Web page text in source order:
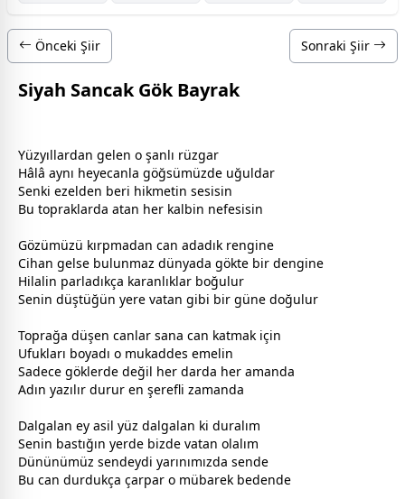
Önceki Şiir Sonraki Şiir
Siyah Sancak Gök Bayrak
Yüzyıllardan gelen o şanlı rüzgar
Hâlâ aynı heyecanla göğsümüzde uğuldar
Senki ezelden beri hikmetin sesisin
Bu topraklarda atan her kalbin nefesisin
Gözümüzü kırpmadan can adadık rengine
Cihan gelse bulunmaz dünyada gökte bir dengine
Hilalin parladıkça karanlıklar boğulur
Senin düştüğün yere vatan gibi bir güne doğulur
Toprağa düşen canlar sana can katmak için
Ufukları boyadı o mukaddes emelin
Sadece göklerde değil her darda her amanda
Adın yazılır durur en şerefli zamanda
Dalgalan ey asil yüz dalgalan ki duralım
Senin bastığın yerde bizde vatan olalım
Dününümüz sendeydi yarınımızda sende
Bu can durdukça çarpar o mübarek bedende